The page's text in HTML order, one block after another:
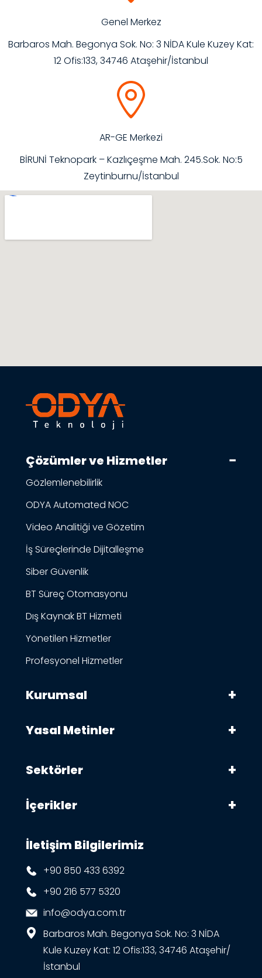
Genel Merkez
Barbaros Mah. Begonya Sok. No: 3 NİDA Kule Kuzey Kat:
12 Ofis:133, 34746 Ataşehir/İstanbul
AR-GE Merkezi
BİRUNİ Teknopark – Kazlıçeşme Mah. 245.Sok. No:5
Zeytinburnu/İstanbul
Çözümler ve Hizmetler
Gözlemlenebilirlik
ODYA Automated NOC
Video Analitiği ve Gözetim
İş Süreçlerinde Dijitalleşme
Siber Güvenlik
BT Süreç Otomasyonu
Dış Kaynak BT Hizmeti
Yönetilen Hizmetler
Profesyonel Hizmetler
Kurumsal
Yasal Metinler
Sektörler
İçerikler
İletişim Bilgilerimiz
+90 850 433 6392
+90 216 577 5320
info@odya.com.tr
Barbaros Mah. Begonya Sok. No: 3 NİDA
Kule Kuzey Kat: 12 Ofis:133, 34746 Ataşehir/
İstanbul